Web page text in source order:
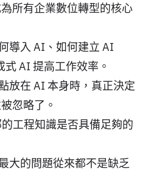
所有企業數位轉型的核心
導入 AI、如何建立 AI
AI 提高工作效率。
放在 AI 本身時，真正決定
忽略了。
工程知識是否具備足夠的
大的問題從來都不是缺乏